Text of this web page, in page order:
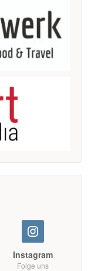
Instagram
Folge uns